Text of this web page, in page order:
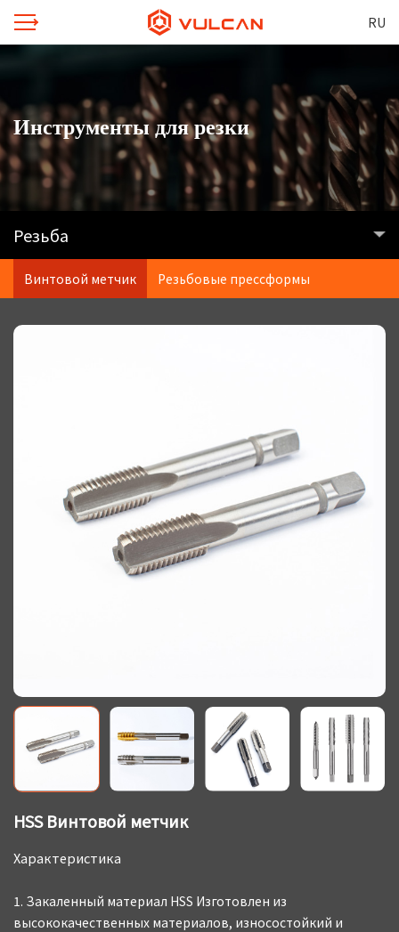
RU
Инструменты для резки
Резьба
Винтовой метчик Резьбовые прессформы
HSS Винтовой метчик
Характеристика
1. Закаленный материал HSS Изготовлен из
высококачественных материалов, износостойкий и